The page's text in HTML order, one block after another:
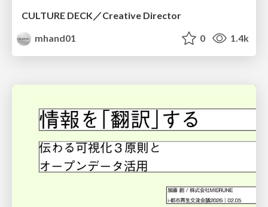
CULTURE DECK／Creative Director
mhand01
0 1.4k